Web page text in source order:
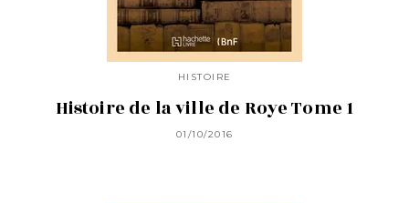
HISTOIRE
Histoire de la ville de Roye Tome 1
01/10/2016